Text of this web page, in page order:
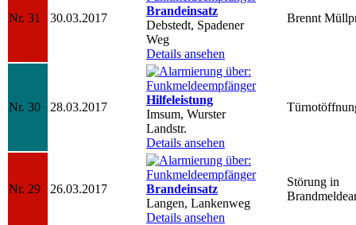
Nr. 31 30.03.2017
Brandeinsatz
Debstedt, Spadener
Weg
Details ansehen
Brennt
Nr. 30 28.03.2017
Hilfeleistung
Imsum, Wurster
Landstr.
Details ansehen
Nr. 29 26.03.2017
Brandeinsatz
Langen, Lankenweg
Details ansehen
Störung in